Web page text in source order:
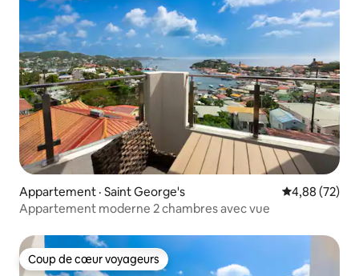
Appartement · Saint George's Note
4,88 (72)
Appartement moderne 2 chambres avec vue
Coup de cœur voyageurs
Coup de cœur voyageurs